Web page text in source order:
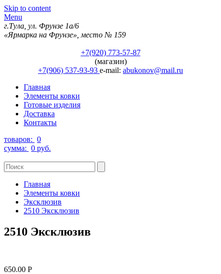
Skip to content
Menu
г.Тула, ул. Фрунзе 1а/6
«Ярмарка на Фрунзе», место № 159
+7(920) 773-57-87
(магазин)
+7(906) 537-93-93 e-mail: abukonov@mail.ru
Главная
Элементы ковки
Готовые изделия
Доставка
Контакты
товаров: 0
сумма: 0 руб.
Главная
Элементы ковки
Эксклюзив
2510 Эксклюзив
2510 Эксклюзив
650.00 Р